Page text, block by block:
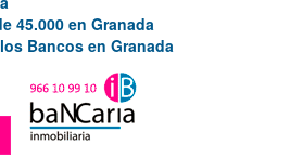
45.000 en Granada
Bancos en Granada